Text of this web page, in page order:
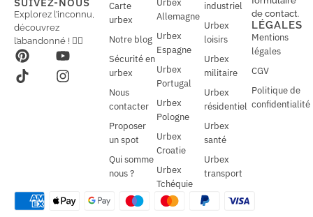
i
l
i
l
*
Explorez l’inconnu,
découvrez
l’abandonné ! 🕵️‍♂️
Carte
urbex
Notre blog
Sécurité en
urbex
Nous
contacter
Proposer
un spot
Qui somme
nous ?
Allemagne
Urbex
Espagne
Urbex
Portugal
Urbex
Pologne
Urbex
Croatie
Urbex
Tchéquie
industriel
Urbex
loisirs
Urbex
militaire
Urbex
résidentiel
Urbex
santé
Urbex
transport
de contact.
LÉGALES
Mentions
légales
CGV
Politique de
confidentialité